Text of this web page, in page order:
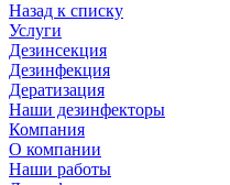
Назад к списку
Услуги
Дезинсекция
Дезинфекция
Дератизация
Наши дезинфекторы
Компания
О компании
Наши работы